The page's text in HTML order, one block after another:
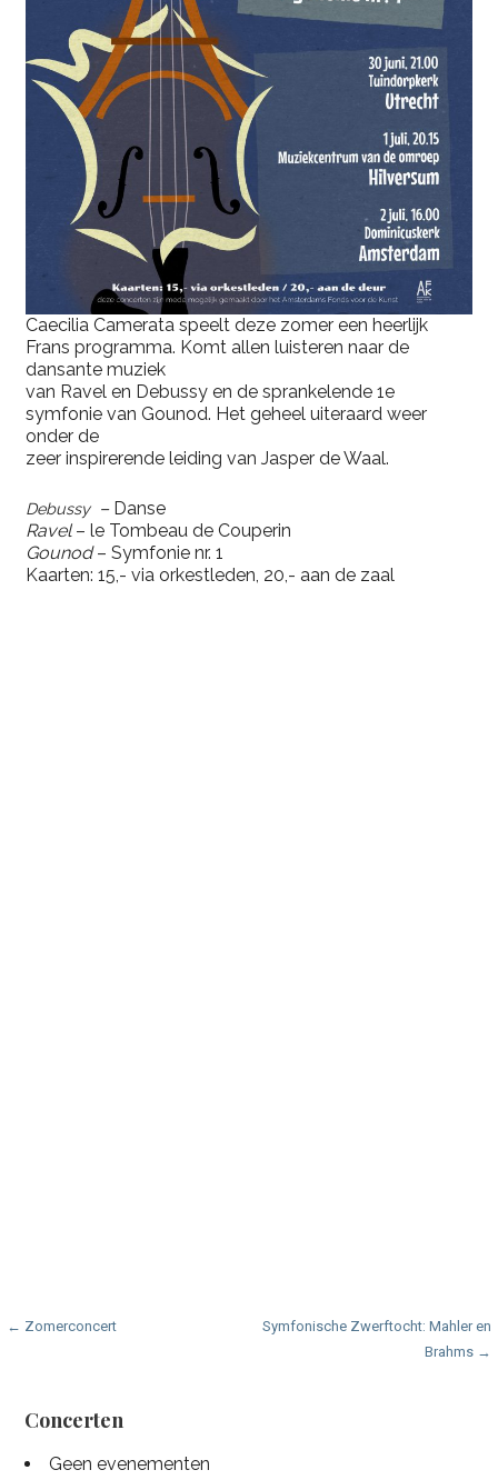
Caecilia Camerata speelt deze zomer een heerlijk
Frans programma. Komt allen luisteren naar de
dansante muziek
van Ravel en Debussy en de sprankelende 1e
symfonie van Gounod. Het geheel uiteraard weer
onder de
zeer inspirerende leiding van Jasper de Waal.
Debussy– Danse
Ravel– le Tombeau de Couperin
Gounod– Symfonie nr. 1
Kaarten: 15,- via orkestleden, 20,- aan de zaal
Bericht
← Zomerconcert
Symfonische Zwerftocht: Mahler en
Brahms →
Concerten
Geen evenementen